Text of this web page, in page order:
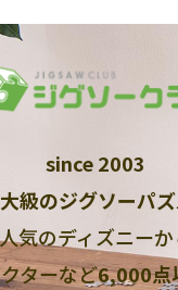
since 2003
級のジグソーパ
気のディズニー
ターなど6,000点